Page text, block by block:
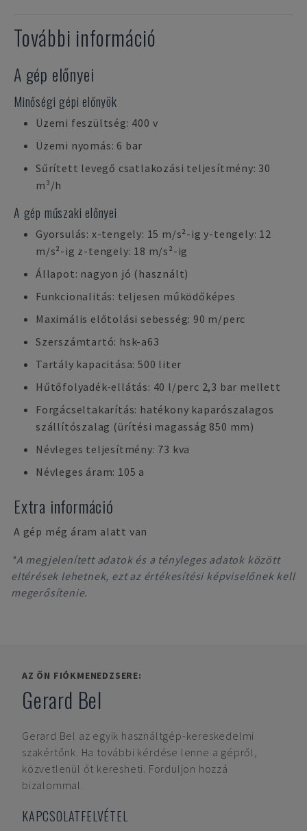
További információ
A gép előnyei
Minőségi gépi előnyök
Üzemi feszültség: 400 v
Üzemi nyomás: 6 bar
Sűrített levegő csatlakozási teljesítmény: 30
m³/h
A gép műszaki előnyei
Gyorsulás: x-tengely: 15 m/s²-ig y-tengely: 12
m/s²-ig z-tengely: 18 m/s²-ig
Állapot: nagyon jó (használt)
Funkcionalitás: teljesen működőképes
Maximális előtolási sebesség: 90 m/perc
Szerszámtartó: hsk-a63
Tartály kapacitása: 500 liter
Hűtőfolyadék-ellátás: 40 l/perc 2,3 bar mellett
Forgácseltakarítás: hatékony kaparószalagos
szállítószalag (ürítési magasság 850 mm)
Névleges teljesítmény: 73 kva
Névleges áram: 105 a
Extra információ
A gép még áram alatt van
*A megjelenített adatok és a tényleges adatok között
eltérések lehetnek, ezt az értékesítési képviselőnek kell
megerősítenie.
AZ ÖN FIÓKMENEDZSERE:
Gerard Bel
Gerard Bel az egyik használtgép-kereskedelmi
szakértőnk. Ha további kérdése lenne a gépről,
közvetlenül őt keresheti. Forduljon hozzá
bizalommal.
KAPCSOLATFELVÉTEL